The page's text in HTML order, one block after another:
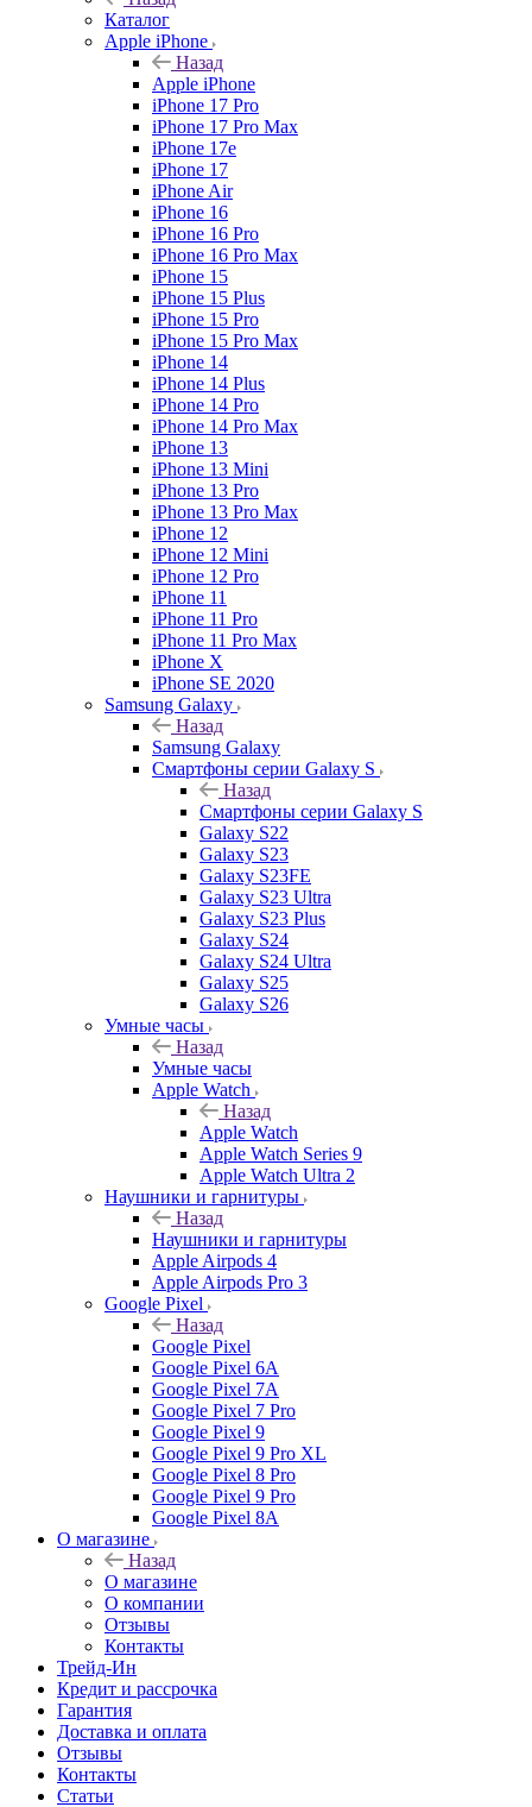
Каталог
Apple iPhone
Назад
Apple iPhone
iPhone 17 Pro
iPhone 17 Pro Max
iPhone 17e
iPhone 17
iPhone Air
iPhone 16
iPhone 16 Pro
iPhone 16 Pro Max
iPhone 15
iPhone 15 Plus
iPhone 15 Pro
iPhone 15 Pro Max
iPhone 14
iPhone 14 Plus
iPhone 14 Pro
iPhone 14 Pro Max
iPhone 13
iPhone 13 Mini
iPhone 13 Pro
iPhone 13 Pro Max
iPhone 12
iPhone 12 Mini
iPhone 12 Pro
iPhone 11
iPhone 11 Pro
iPhone 11 Pro Max
iPhone X
iPhone SE 2020
Samsung Galaxy
Назад
Samsung Galaxy
Смартфоны серии Galaxy S
Назад
Смартфоны серии Galaxy S
Galaxy S22
Galaxy S23
Galaxy S23FE
Galaxy S23 Ultra
Galaxy S23 Plus
Galaxy S24
Galaxy S24 Ultra
Galaxy S25
Galaxy S26
Умные часы
Назад
Умные часы
Apple Watch
Назад
Apple Watch
Apple Watch Series 9
Apple Watch Ultra 2
Наушники и гарнитуры
Назад
Наушники и гарнитуры
Apple Airpods 4
Apple Airpods Pro 3
Google Pixel
Назад
Google Pixel
Google Pixel 6A
Google Pixel 7А
Google Pixel 7 Pro
Google Pixel 9
Google Pixel 9 Pro XL
Google Pixel 8 Pro
Google Pixel 9 Pro
Google Pixel 8A
О магазине
Назад
О магазине
О компании
Отзывы
Контакты
Трейд-Ин
Кредит и рассрочка
Гарантия
Доставка и оплата
Отзывы
Контакты
Статьи